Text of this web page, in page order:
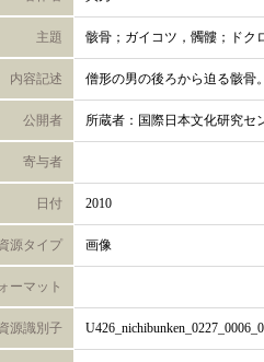
主題 骸骨；ガイコツ，髑髏；ドク
内容記述 僧形の男の後ろから迫る骸骨
公開者 所蔵者：国際日本文化研究セ
寄与者
日付 2010
源タイプ 画像
ーマット
源識別子